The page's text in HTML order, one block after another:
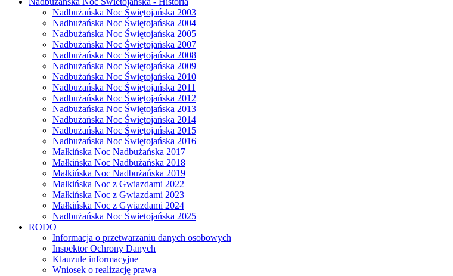
Nadbużańska Noc Świętojańska 2003
Nadbużańska Noc Świętojańska 2004
Nadbużańska Noc Świętojańska 2005
Nadbużańska Noc Świętojańska 2007
Nadbużańska Noc Świętojańska 2008
Nadbużańska Noc Świętojańska 2009
Nadbużańska Noc Świętojańska 2010
Nadbużańska Noc Świętojańska 2011
Nadbużańska Noc Świętojańska 2012
Nadbużańska Noc Świętojańska 2013
Nadbużańska Noc Świętojańska 2014
Nadbużańska Noc Świętojańska 2015
Nadbużańska Noc Świętojańska 2016
Małkińska Noc Nadbużańska 2017
Małkińska Noc Nadbużańska 2018
Małkińska Noc Nadbużańska 2019
Małkińska Noc z Gwiazdami 2022
Małkińska Noc z Gwiazdami 2023
Małkińska Noc z Gwiazdami 2024
Nadbużańska Noc Świetojańska 2025
RODO
Informacja o przetwarzaniu danych osobowych
Inspektor Ochrony Danych
Klauzule informacyjne
Wniosek o realizację prawa